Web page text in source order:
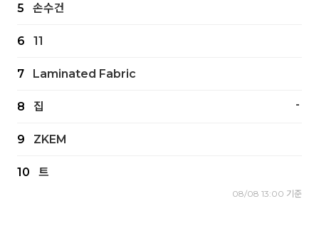
5 손수건
6 11
7 Laminated Fabric
8 집 -
9 ZKEM
10 트
08/08 13:00 기준